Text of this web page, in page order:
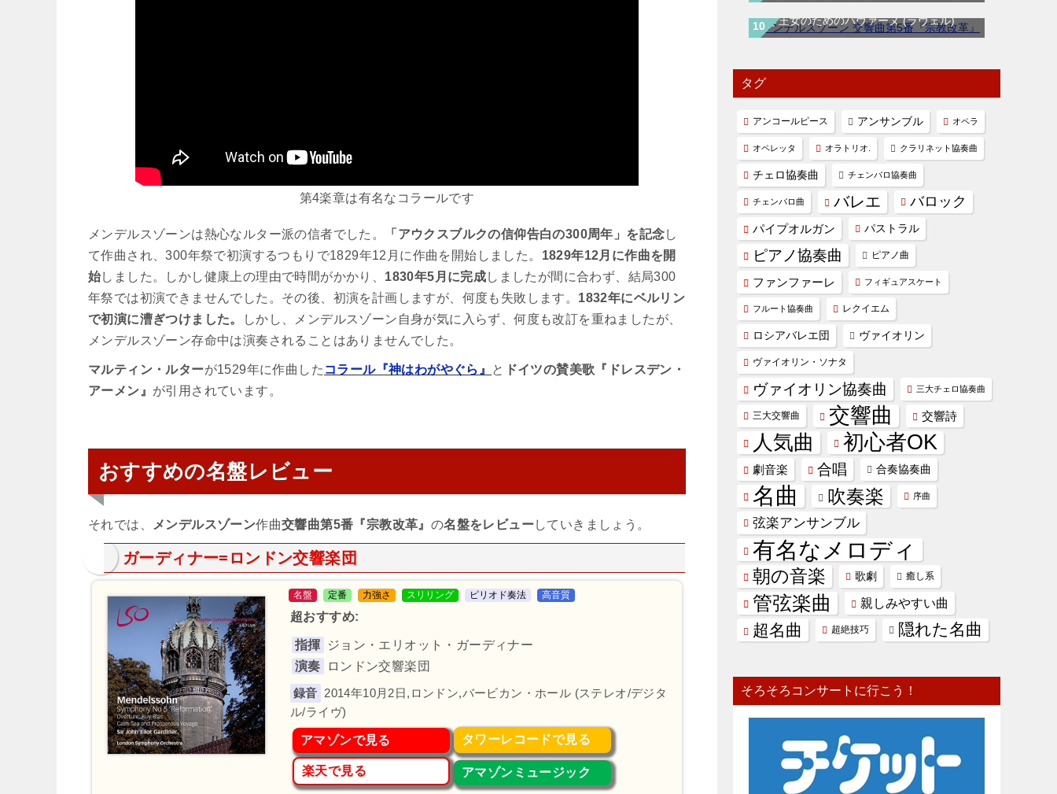
第4楽章は有名なコラールです
メンデルスゾーンは熱心なルター派の信者でした。 「アウクスブルクの信仰告白の300周年」を記念し
て作曲され、300年祭で初演するつもりで1829年12月に作曲を開始しました。 1829年12月に作曲を開
始しました。しかし健康上の理由で時間がかかり、 1830年5月に完成しましたが間に合わず、結局300
年祭では初演できませんでした。その後、初演を計画しますが、何度も失敗します。 1832年にベルリン
で初演に漕ぎつけました。
しかし、メンデルスゾーン自身が気に入らず、何度も改訂を重ねましたが、
メンデルスゾーン存命中は演奏されることはありませんでした。
マルティン・ルターが1529年に作曲した コラール『神はわがやぐら』 と
ドイツの賛美歌『ドレスデン・
アーメン』 が引用されています。
おすすめの名盤レビュー
それでは、 メンデルスゾーン作曲交響曲第5番『宗教改革』 の名盤をレビューしていきましょう。
ガーディナー=ロンドン交響楽団
名盤 定番 力強さ スリリング ピリオド奏法 高音質
超おすすめ:
指揮
ジョン・エリオット・ガーディナー
演奏
ロンドン交響楽団
2014年10月2日,ロンドン,バービカン・ホール (ステレオ/デジタ
ル/ライヴ)
アマゾンで見る タワーレコードで見る
楽天で見る アマゾンミュージック
亡き王女のためのパヴァーヌ (ラヴェル)
タグ
アンコールピース アンサンブル オペラ
オペレッタ オラトリオ. クラリネット協奏曲
チェロ協奏曲 チェンバロ協奏曲
チェンバロ曲 バレエ バロック
パイプオルガン パストラル
ピアノ協奏曲 ピアノ曲
ファンファーレ フィギュアスケート
フルート協奏曲 レクイエム
ロシアバレエ団 ヴァイオリン
ヴァイオリン・ソナタ
ヴァイオリン協奏曲 三大チェロ協奏曲
三大交響曲 交響曲 交響詩
人気曲 初心者OK
劇音楽 合唱 合奏協奏曲
名曲 吹奏楽 序曲
弦楽アンサンブル
有名なメロディ
朝の音楽 歌劇 癒し系
管弦楽曲 親しみやすい曲
超名曲 超絶技巧 隠れた名曲
そろそろコンサートに行こう！